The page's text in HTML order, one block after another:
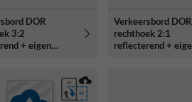
DOR
3:2
+ eigen
Verkeersbord DOR
rechthoek 2:1
reflecterend + eigen